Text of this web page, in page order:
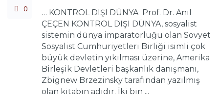
0
… KONTROL DIŞI DÜNYA Prof. Dr. Anıl
ÇEÇEN KONTROL DIŞI DÜNYA, sosyalist
sistemin dünya imparatorluğu olan Sovyet
Sosyalist Cumhuriyetleri Birliği isimli çok
büyük devletin yıkılması üzerine, Amerika
Birleşik Devletleri başkanlık danışmanı,
Zbignew Brzezinsky tarafından yazılmış
olan kitabın adıdır. İki bin ...